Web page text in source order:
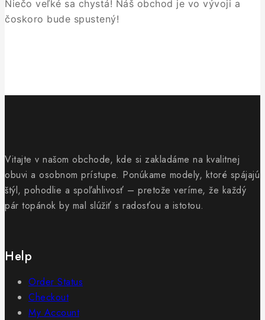
Niečo veľké sa chystá! Náš obchod je vo vývoji a
čoskoro bude spustený!
Vitajte v našom obchode, kde si zakladáme na kvalitnej
obuvi a osobnom prístupe. Ponúkame modely, ktoré spájajú
štýl, pohodlie a spoľahlivosť – pretože veríme, že každý
pár topánok by mal slúžiť s radosťou a istotou.
Help
Order Status
Checkout
My Account